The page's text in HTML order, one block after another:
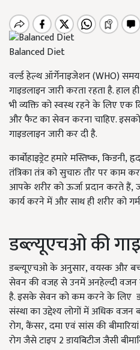
Balanced Diet
वर्ल्ड हेल्थ ऑर्गेनाइजेशन (WHO)
गाइडलाइन जारी करता रहता है.
भी व्यक्ति को स्वस्थ रहने के लिए एक
और फैट का सेवन करना चाहिए.
गाइडलाइन जारी कर दी है.
कार्बोहाइड्रेट हमारे मस्तिष्क,किडनी,
तंत्रिका तंत्र को सुचारु तौर पर काम
आपके शरीर को ऊर्जा प्रदान करते हैं,
कार्य करने में और साथ ही शरीर को
डब्ल्यूएचओ की
डब्ल्यूएचओ के अनुसार,वयस्क और
सेवन की वजह से उनमें अनहेल्दी वजन
है. इसके सेवन को कम करने के लिए
संस्था का उद्देश्य लोगों में अधिक वजन
रोग,कैंसर,दमा एवं सांस की
रोग जैसे टाइप2डायबिटीज जैसी